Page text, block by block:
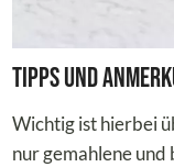
Tipps und
Wichtig ist hierbei
nur gemahlene